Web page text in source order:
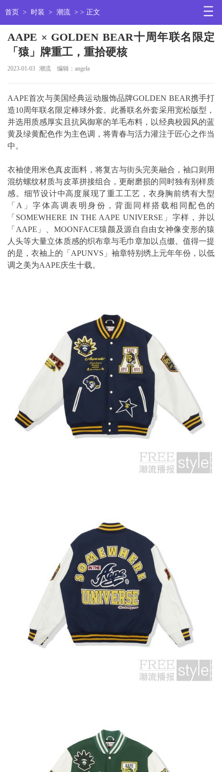
首页 > 时装 > 潮流 > > 正文
AAPE × GOLDEN BEAR十周年联名限定
「猿」牌重工，重拾硬核
2023-01-03 潮流 编辑：angela
AAPE首次与美国经典运动服饰品牌GOLDEN BEAR携手打
造10周年联名限定棒球外套。此番联名外套采用宽松版型，
并选用质感厚实且抗风御寒的羊毛布料，以经典校园风的蓝
黄及绿黄配色作为主色调，将青春与活力灌注于匠心之作当
中。
衣袖使用米色真皮面料，将复古与街头完美融合，袖口则用
混纺螺纹材质与皮革拼接组合，更耐磨损的同时独有别样质
感。细节设计中高度展现了重工工艺，衣身胸前绣有大型
「A」字体高调表明身份，背面同样搭载相同配色的
「SOMEWHERE IN THE AAPE UNIVERSE」字样，并以
「AAPE」、MOONFACE猿颜及源自自由女神像变形的猿
人头等大量立体质感的织布章与毛巾章加以点缀。值得一提
的是，衣袖上的「APUNVS」袖章特别绣上元年年份，以低
调之美为AAPE庆生十载。